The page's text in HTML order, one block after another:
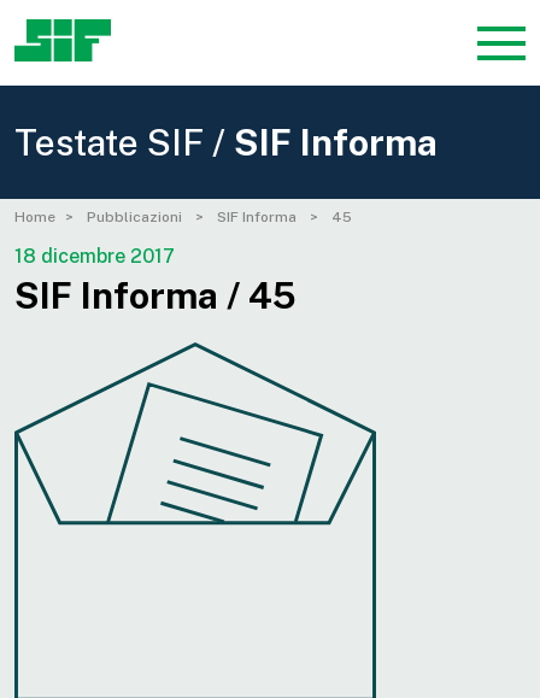
Testate SIF / SIF Informa
Home Pubblicazioni SIF Informa 45
18 dicembre 2017
SIF Informa / 45